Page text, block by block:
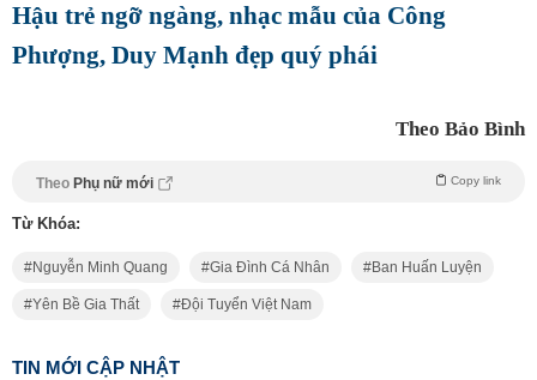
Hậu trẻ ngỡ ngàng, nhạc mẫu của Công
Phượng, Duy Mạnh đẹp quý phái
Theo Bảo Bình
Theo Phụ nữ mới Copy link
Từ Khóa:
Nguyễn Minh Quang Gia Đình Cá Nhân Ban Huấn Luyện
Yên Bề Gia Thất Đội Tuyển Việt Nam
TIN MỚI CẬP NHẬT